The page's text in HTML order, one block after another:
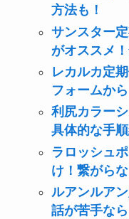
方法も！
サンスター
がオススメ
レカルカ定
フォームか
利尻カラー
具体的な手順
ラロッシュ
け！繋がら
ルアンルア
話が苦手な